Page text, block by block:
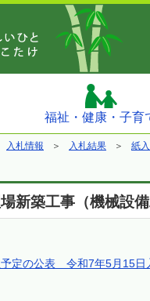
福祉・健康・子育
入札情報 入札結果 紙
新築工事（機械設備
定の公表 令和7年5月15日